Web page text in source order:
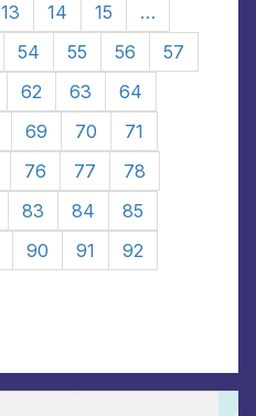
13 14 15
…
54 55 56
57
62 63
64
69 70
71
76 77
78
83 84
85
90 91
92